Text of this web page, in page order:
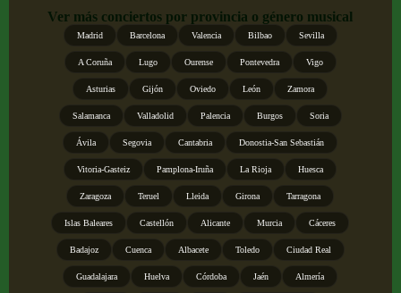
Ver más conciertos por provincia o género musical
Madrid Barcelona Valencia Bilbao Sevilla
A Coruña Lugo Ourense Pontevedra Vigo
Asturias Gijón Oviedo León Zamora
Salamanca Valladolid Palencia Burgos Soria
Ávila Segovia Cantabria Donostia-San Sebastián
Vitoria-Gasteiz Pamplona-Iruña La Rioja Huesca
Zaragoza Teruel Lleida Girona Tarragona
Islas Baleares Castellón Alicante Murcia Cáceres
Badajoz Cuenca Albacete Toledo Ciudad Real
Guadalajara Huelva Córdoba Jaén Almería